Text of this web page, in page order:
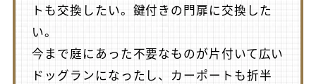
トも交換したい。鍵付きの門扉に交換した
い。
今まで庭にあった不要なものが片付いて広い
ドッグランになったし、カーポートも折半